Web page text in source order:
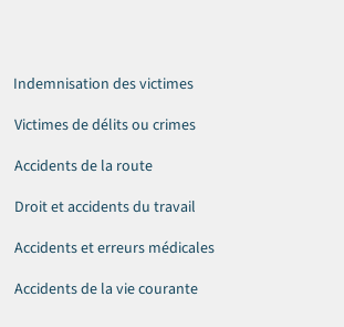
Indemnisation des victimes
Victimes de délits ou crimes
Accidents de la route
Droit et accidents du travail
Accidents et erreurs médicales
Accidents de la vie courante